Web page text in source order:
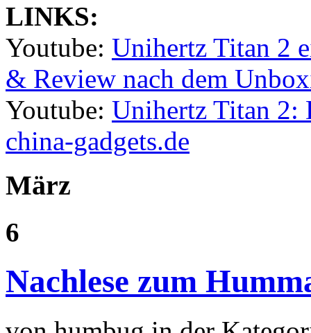
LINKS:
Youtube: Unihertz Titan 2
& Review nach dem
Youtube: Unihertz Titan 2:
china-gadgets.de
März
6
Nachlese zum